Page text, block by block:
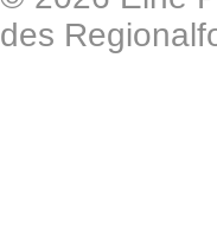
des